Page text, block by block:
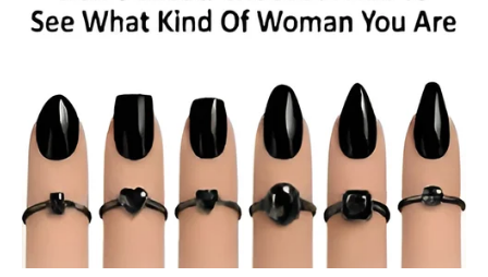
Ali kada ta vijest stigne, osjetićete veliko olakšanje.
I upravo tada ćete shvatiti da su mnoge brige bile
nepotrebne.